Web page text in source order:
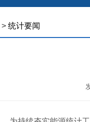
> 统计要闻